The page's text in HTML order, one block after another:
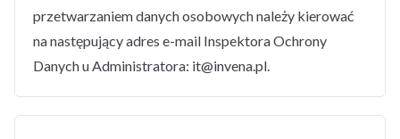
przetwarzaniem danych osobowych należy kierować
na następujący adres e-mail Inspektora Ochrony
Danych u Administratora: it@invena.pl.